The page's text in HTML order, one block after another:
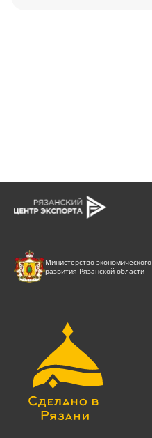
Министерство экономического
развития Рязанской области